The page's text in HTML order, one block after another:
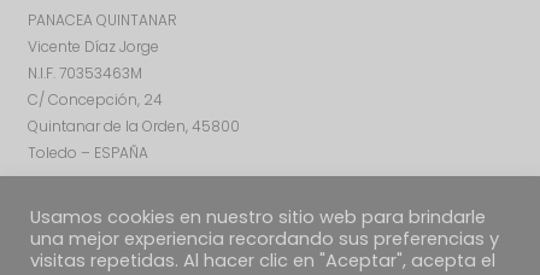
PANACEA QUINTANAR
Vicente Díaz Jorge
N.I.F. 70353463M
C/ Concepción, 24
Quintanar de la Orden, 45800
Toledo – ESPAÑA
Usamos cookies en nuestro sitio web para brindarle
una mejor experiencia recordando sus preferencias y
visitas repetidas. Al hacer clic en "Aceptar", acepta el